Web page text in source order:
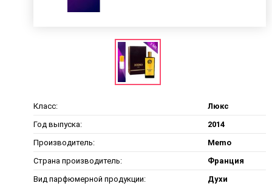
Класс:
Люкс
Год выпуска:
2014
Производитель:
Memo
Страна производитель:
Франция
Вид парфюмерной продукции:
Духи